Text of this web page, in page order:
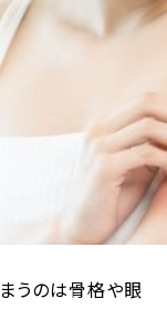
うのは骨格や眼